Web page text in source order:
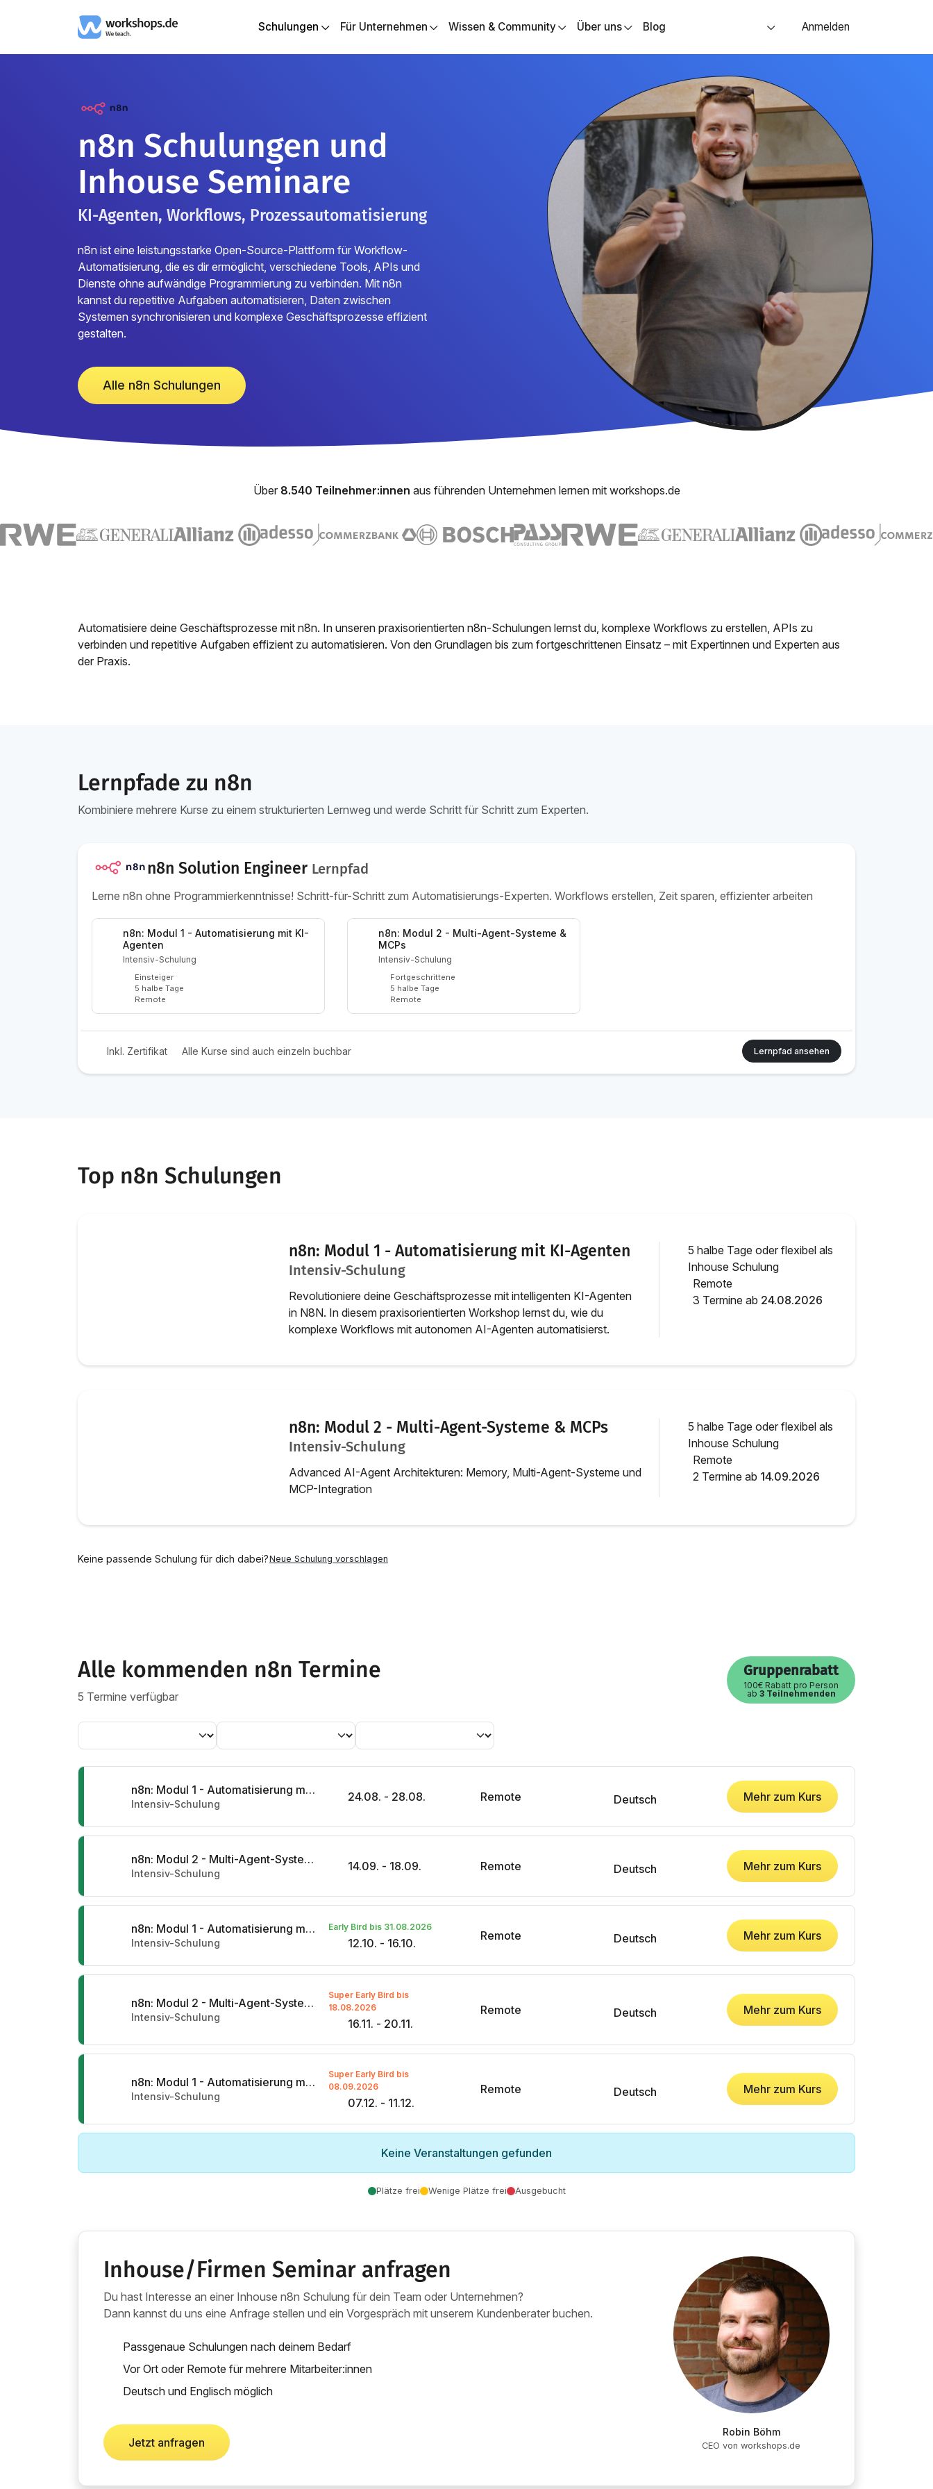
Schulungen Für Unternehmen Wissen & Community Über uns Blog Anmelden
n8n Schulungen und
Inhouse Seminare
KI-Agenten, Workflows, Prozessautomatisierung
n8n ist eine leistungsstarke Open-Source-Plattform für Workflow-
Automatisierung, die es dir ermöglicht, verschiedene Tools, APIs und
Dienste ohne aufwändige Programmierung zu verbinden. Mit n8n
kannst du repetitive Aufgaben automatisieren, Daten zwischen
Systemen synchronisieren und komplexe Geschäftsprozesse effizient
gestalten.
Alle n8n Schulungen
Über 8.540 Teilnehmer:innen aus führenden Unternehmen lernen mit workshops.de
Automatisiere deine Geschäftsprozesse mit n8n. In unseren praxisorientierten n8n-Schulungen lernst du, komplexe Workflows zu erstellen, APIs zu
verbinden und repetitive Aufgaben effizient zu automatisieren. Von den Grundlagen bis zum fortgeschrittenen Einsatz – mit Expertinnen und Experten aus
der Praxis.
Lernpfade zu n8n
Kombiniere mehrere Kurse zu einem strukturierten Lernweg und werde Schritt für Schritt zum Experten.
n8n Solution Engineer Lernpfad
Lerne n8n ohne Programmierkenntnisse! Schritt-für-Schritt zum Automatisierungs-Experten. Workflows erstellen, Zeit sparen, effizienter arbeiten
n8n: Modul 1 - Automatisierung mit KI-
Agenten
Intensiv-Schulung
Einsteiger
5 halbe Tage
Remote
n8n: Modul 2 - Multi-Agent-Systeme &
MCPs
Intensiv-Schulung
Fortgeschrittene
5 halbe Tage
Remote
Inkl. Zertifikat Alle Kurse sind auch einzeln buchbar Lernpfad ansehen
Top n8n Schulungen
n8n: Modul 1 - Automatisierung mit KI-Agenten
Intensiv-Schulung
Revolutioniere deine Geschäftsprozesse mit intelligenten KI-Agenten
in N8N. In diesem praxisorientierten Workshop lernst du, wie du
komplexe Workflows mit autonomen AI-Agenten automatisierst.
5 halbe Tage oder flexibel als
Inhouse Schulung
Remote
3 Termine ab 24.08.2026
n8n: Modul 2 - Multi-Agent-Systeme & MCPs
Intensiv-Schulung
Advanced AI-Agent Architekturen: Memory, Multi-Agent-Systeme und
MCP-Integration
5 halbe Tage oder flexibel als
Inhouse Schulung
Remote
2 Termine ab 14.09.2026
Keine passende Schulung für dich dabei?Neue Schulung vorschlagen
Alle kommenden n8n Termine
5 Termine verfügbar
Gruppenrabatt
100€ Rabatt pro Person
ab 3 Teilnehmenden
n8n: Modul 1 - Automatisierung mit KI-Agenten
Intensiv-Schulung
24.08. - 28.08. Remote Deutsch Mehr zum Kurs
n8n: Modul 2 - Multi-Agent-Systeme & MCPs
Intensiv-Schulung
14.09. - 18.09. Remote Deutsch Mehr zum Kurs
n8n: Modul 1 - Automatisierung mit KI-Agenten
Intensiv-Schulung
Early Bird bis 31.08.2026
12.10. - 16.10.
Remote Deutsch Mehr zum Kurs
n8n: Modul 2 - Multi-Agent-Systeme & MCPs
Intensiv-Schulung
Super Early Bird bis
18.08.2026
16.11. - 20.11.
Remote Deutsch Mehr zum Kurs
n8n: Modul 1 - Automatisierung mit KI-Agenten
Intensiv-Schulung
Super Early Bird bis
08.09.2026
07.12. - 11.12.
Remote Deutsch Mehr zum Kurs
Keine Veranstaltungen gefunden
Plätze frei Wenige Plätze frei Ausgebucht
Inhouse/Firmen Seminar anfragen
Du hast Interesse an einer Inhouse n8n Schulung für dein Team oder Unternehmen?
Dann kannst du uns eine Anfrage stellen und ein Vorgespräch mit unserem Kundenberater buchen.
Passgenaue Schulungen nach deinem Bedarf
Vor Ort oder Remote für mehrere Mitarbeiter:innen
Deutsch und Englisch möglich
Jetzt anfragen
Robin Böhm
CEO von workshops.de